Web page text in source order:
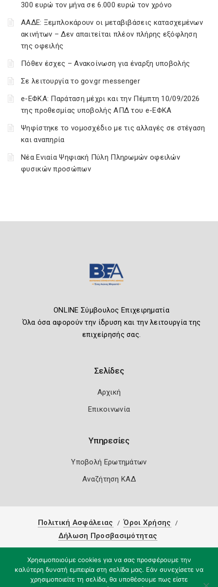
300 ευρώ τον μήνα σε 6.000 ευρώ τον χρόνο
ΑΑΔΕ: Ξεμπλοκάρουν οι μεταβιβάσεις κατασχεμένων
ακινήτων – Δεν απαιτείται πλέον πλήρης εξόφληση
της οφειλής
Πόθεν έσχες – Ανακοίνωση για έναρξη υποβολής
Σε λειτουργία το gov.gr messenger
e-ΕΦΚΑ: Παράταση μέχρι και την Πέμπτη 10/09/2026
της προθεσμίας υποβολής ΑΠΔ του e-ΕΦΚΑ
Ψηφίστηκε το νομοσχέδιο με τις αλλαγές σε στέγαση
και αναπηρία
Νέα Ενιαία Ψηφιακή Πύλη Πληρωμών οφειλών
φυσικών προσώπων
ONLINE Σύμβουλος Επιχειρηματία
Όλα όσα αφορούν την ίδρυση και την λειτουργία της
επιχείρησής σας.
Σελίδες
Αρχική
Επικοινωνία
Υπηρεσίες
Υποβολή Ερωτημάτων
Αναζήτηση ΚΑΔ
Πολιτική Ασφάλειας
Όροι Χρήσης
Δήλωση Προσβασιμότητας
Χρησιμοποιούμε cookies για να σας προσφέρουμε την
καλύτερη δυνατή εμπειρία στη σελίδα μας. Εάν συνεχίσετε να
χρησιμοποιείτε τη σελίδα, θα υποθέσουμε πως είστε